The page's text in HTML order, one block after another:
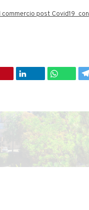
post Covid19_con